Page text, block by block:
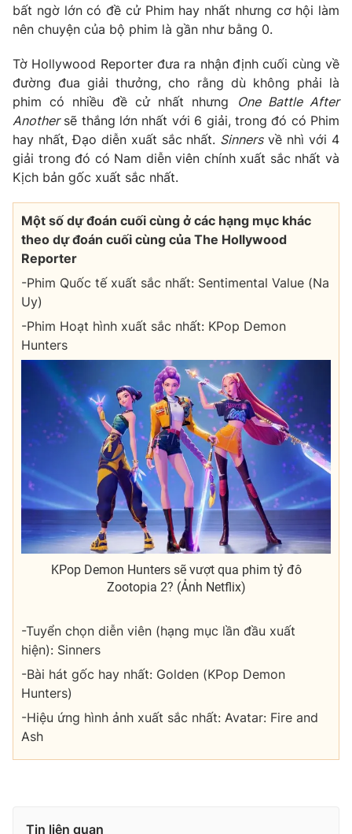
bất ngờ lớn có đề cử Phim hay nhất nhưng cơ hội làm
nên chuyện của bộ phim là gần như bằng 0.
Tờ Hollywood Reporter đưa ra nhận định cuối cùng về
đường đua giải thưởng, cho rằng dù không phải là
phim có nhiều đề cử nhất nhưng
One Battle After
Anothersẽ thắng lớn nhất với 6 giải, trong đó có Phim
hay nhất, Đạo diễn xuất sắc nhất. Sinnersvề nhì với 4
giải trong đó có Nam diễn viên chính xuất sắc nhất và
Kịch bản gốc xuất sắc nhất.
Một số dự đoán cuối cùng ở các hạng mục khác
theo dự đoán cuối cùng của The Hollywood
Reporter
-Phim Quốc tế xuất sắc nhất: Sentimental Value (Na
Uy)
-Phim Hoạt hình xuất sắc nhất: KPop Demon
Hunters
KPop Demon Hunters sẽ vượt qua phim tỷ đô
Zootopia 2? (Ảnh Netflix)
-Tuyển chọn diễn viên (hạng mục lần đầu xuất
hiện): Sinners
-Bài hát gốc hay nhất: Golden (KPop Demon
Hunters)
-Hiệu ứng hình ảnh xuất sắc nhất: Avatar: Fire and
Ash
Tin liên quan